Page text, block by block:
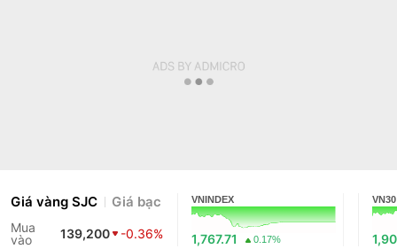
Giá vàng SJC Giá bạc
Mua
vào
139,200
-0.36%
VNINDEX
1,767.71 0.17%
VN30